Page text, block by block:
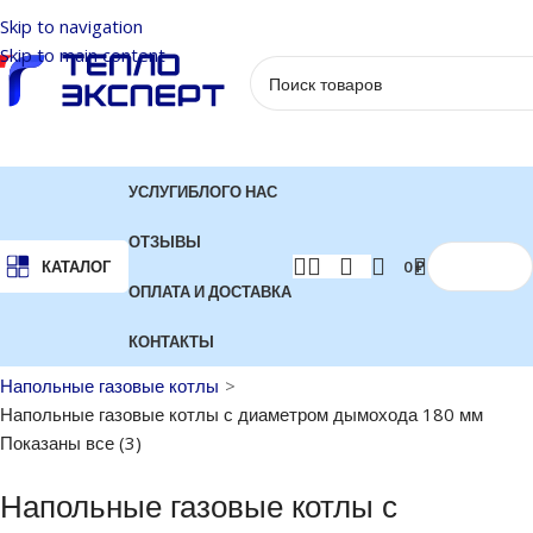
Skip to navigation
Skip to main content
КАТАЛОГ
УСЛУГИБЛОГО НАС
ОТЗЫВЫ
ОПЛАТА И ДОСТАВКА
КОНТАКТЫ
0₽
Напольные газовые котлы
Напольные газовые котлы с диаметром дымохода 180 мм
Показаны все (3)
Напольные газовые котлы с